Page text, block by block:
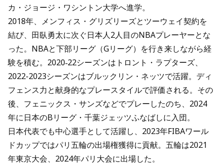
カ・ジョージ・ワシントン大学へ進学。
2018年、メンフィス・グリズリーズとツーウェイ契約を
結び、田臥勇太に次ぐ日本人2人目のNBAプレーヤーとな
った。NBAと下部リーグ（Gリーグ）を行き来しながら経
験を積む。2020‐22シーズンはトロント・ラプターズ、
2022-2023シーズンはブルックリン・ネッツで活躍。ディ
フェンス力と献身的なプレースタイルで評価される。その
後、フェニックス・サンズなどでプレーしたのち、2024
年に日本のBリーグ・千葉ジェッツふなばしに入団。
日本代表でも中心選手として活躍し、2023年FIBAワール
ドカップではパリ五輪の出場権獲得に貢献。五輪は2021
年東京大会、2024年パリ大会に出場した。